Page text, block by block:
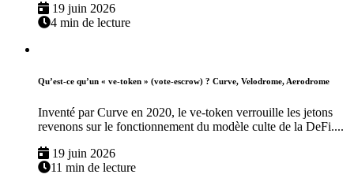
19 juin 2026
4 min de lecture
Qu’est-ce qu’un « ve-token » (vote-escrow) ? Curve, Velodrome, Aerodrome
Inventé par Curve en 2020, le ve-token verrouille les jetons
revenons sur le fonctionnement du modèle culte de la DeFi....
19 juin 2026
11 min de lecture